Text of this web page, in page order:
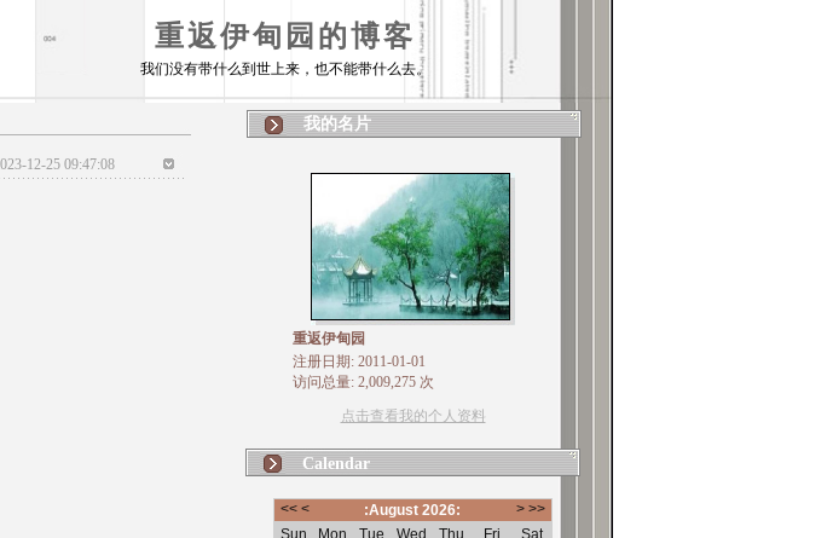
重返伊甸园的博客
我们没有带什么到世上来，也不能带什么去。
12-25 09:47:08
我的名片
重返伊甸园
注册日期: 2011-01-01
访问总量: 2,009,275 次
点击查看我的个人资料
Calendar